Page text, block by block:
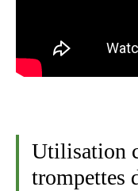
Utilisation
trompettes